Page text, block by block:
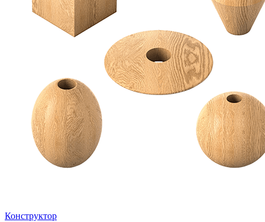
Конструктор